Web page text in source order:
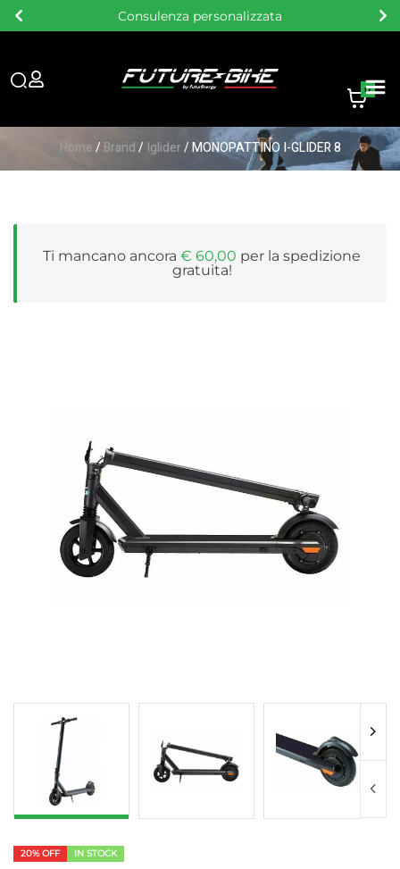
Consulenza personalizzata
0
Home/ Brand/ Iglider/ MONOPATTINO I-GLIDER 8
Ti mancano ancora € 60,00 per la spedizione
gratuita!
20% OFF IN STOCK